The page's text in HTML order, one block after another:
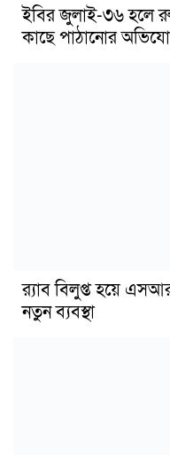
ইবির জুলাই-৩৬ হলে
কাছে পাঠানোর
র‍্যাব বিলুপ্ত হয়ে
নতুন ব্যবস্থা